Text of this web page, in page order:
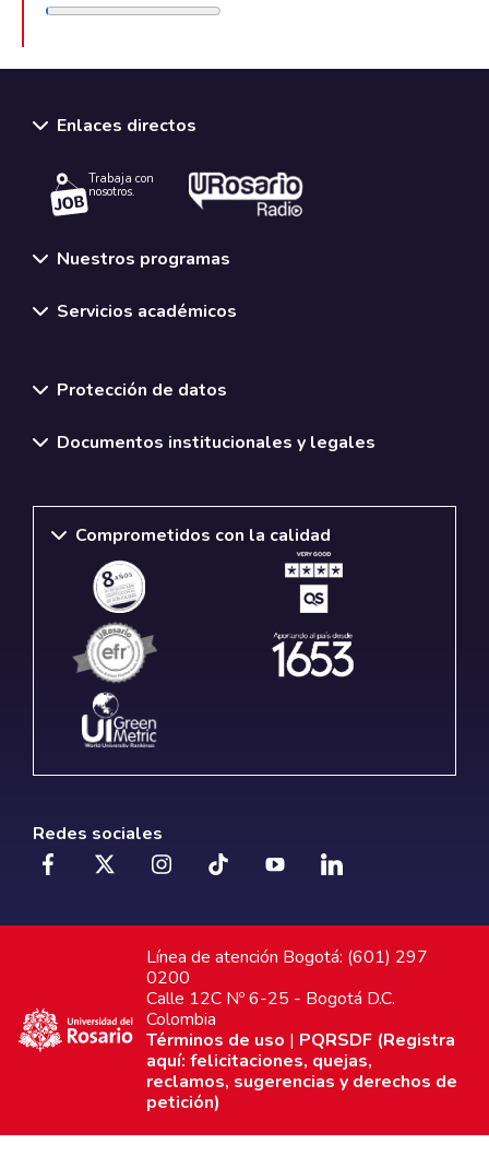
Enlaces directos
Trabaja con
nosotros.
Nuestros programas
Servicios académicos
Protección de datos
Documentos institucionales y legales
Comprometidos con la calidad
Redes sociales
Línea de atención Bogotá: (601) 297
0200
Calle 12C Nº 6-25 - Bogotá D.C.
Colombia
Términos de uso | PQRSDF (Registra
aquí: felicitaciones, quejas,
reclamos, sugerencias y derechos de
petición)